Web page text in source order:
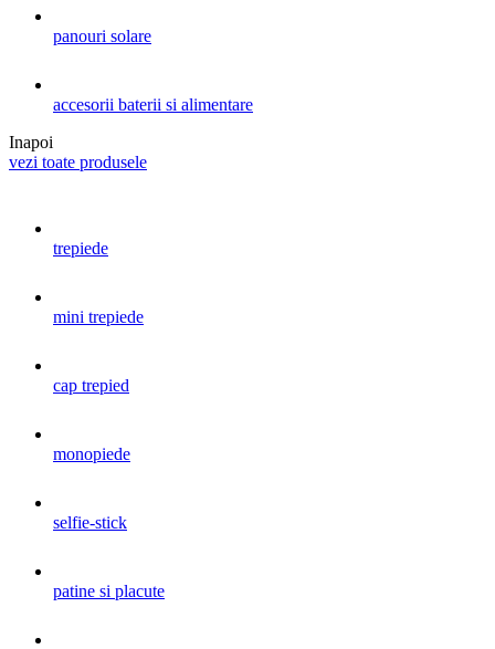
panouri solare
accesorii baterii si alimentare
Inapoi
vezi toate produsele
trepiede
mini trepiede
cap trepied
monopiede
selfie-stick
patine si placute